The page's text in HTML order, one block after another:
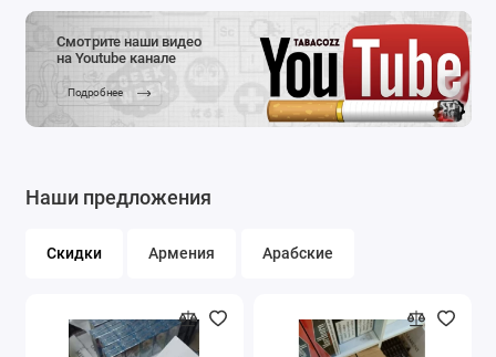
Смотрите наши видео
на Youtube канале
Подробнее
Наши предложения
Скидки Армения Арабские